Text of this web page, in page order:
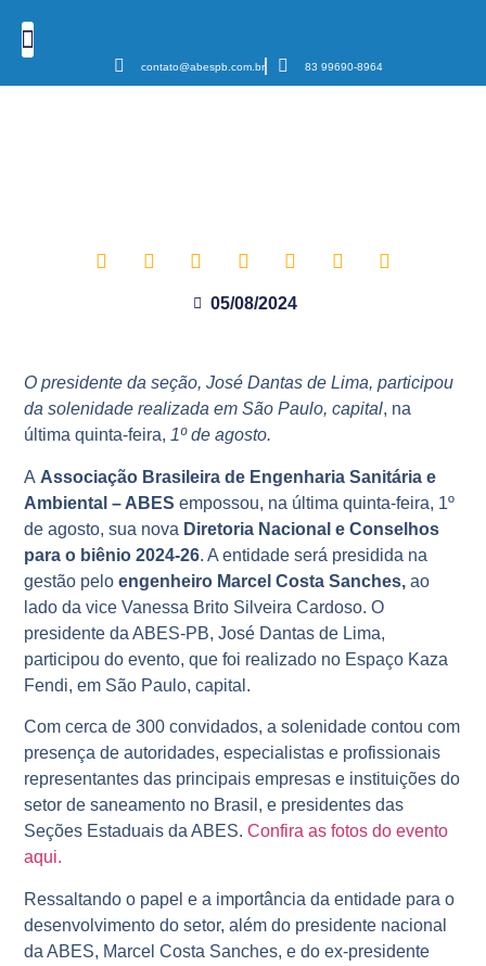
contato@abespb.com.br 83 99690-8964
05/08/2024
O presidente da seção, José Dantas de Lima, participou
da solenidade realizada em São Paulo, capital, na
última quinta-feira, 1º de agosto.
A Associação Brasileira de Engenharia Sanitária e
Ambiental – ABES empossou, na última quinta-feira, 1º
de agosto, sua nova Diretoria Nacional e Conselhos
para o biênio 2024-26. A entidade será presidida na
gestão peloengenheiro Marcel Costa Sanches, ao
lado da vice Vanessa Brito Silveira Cardoso. O
presidente da ABES-PB, José Dantas de Lima,
participou do evento, que foi realizado no Espaço Kaza
Fendi, em São Paulo, capital.
Com cerca de 300 convidados, a solenidade contou com
presença de autoridades, especialistas e profissionais
representantes das principais empresas e instituições do
setor de saneamento no Brasil, e presidentes das
Seções Estaduais da ABES.Confira as fotos do evento
aqui.
Ressaltando o papel e a importância da entidade para o
desenvolvimento do setor, além do presidente nacional
da ABES, Marcel Costa Sanches, e do ex-presidente